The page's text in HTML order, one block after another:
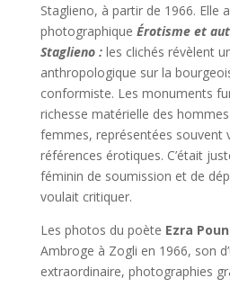
Staglieno, à partir de 1966. Elle
photographique Érotisme et
Staglieno :les clichés révèlent
anthropologique sur la
conformiste. Les monuments
richesse matérielle des
femmes, représentées souvent
références érotiques. C’était
féminin de soumission et de
voulait critiquer.
Les photos du poète Ezra
Ambroge à Zogli en 1966, son
extraordinaire, photographies